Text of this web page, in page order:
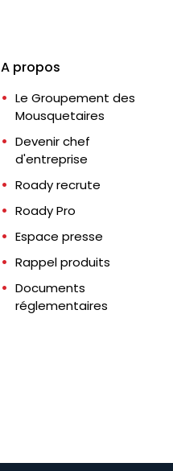
A propos
Le Groupement des
Mousquetaires
Devenir chef
d'entreprise
Roady recrute
Roady Pro
Espace presse
Rappel produits
Documents
réglementaires